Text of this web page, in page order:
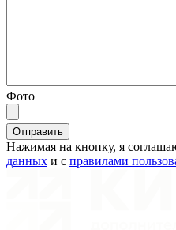
Фото
Отправить
Нажимая на кнопку, я
данных и с правилами